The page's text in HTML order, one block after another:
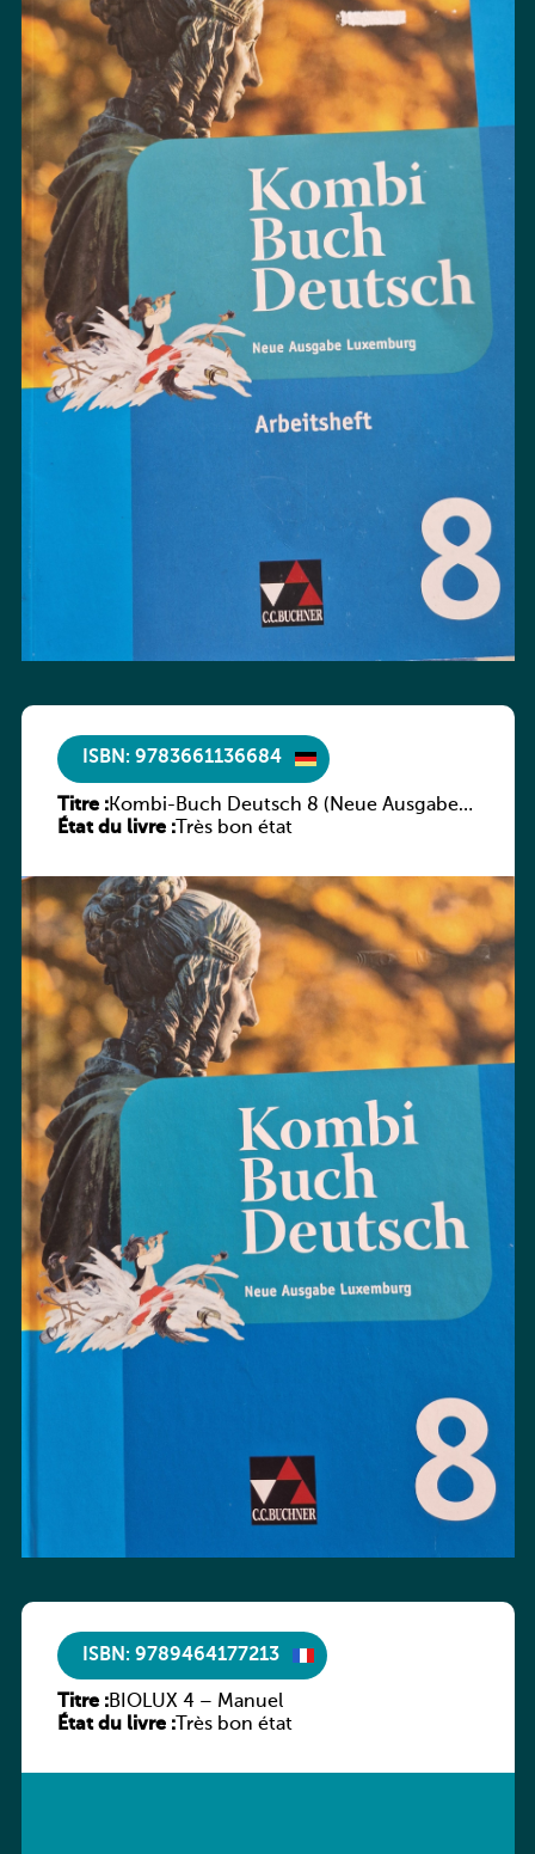
ISBN: 9783661136684
Titre :Kombi-Buch Deutsch 8 (Neue Ausgabe
Luxemburg)
État du livre :Très bon état
ISBN: 9789464177213
Titre :BIOLUX 4 – Manuel
État du livre :Très bon état